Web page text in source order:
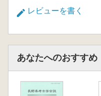
レビューを書く
あなたへのおすすめ